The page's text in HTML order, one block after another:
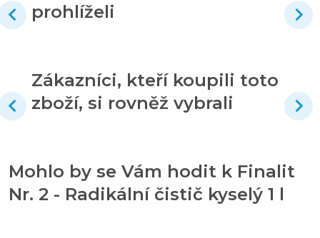
prohlíželi
Zákazníci, kteří koupili toto
zboží, si rovněž vybrali
Mohlo by se Vám hodit k Finalit
Nr. 2 - Radikální čistič kyselý 1 l